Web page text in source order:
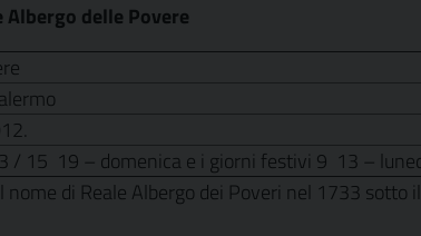
Albergo delle Povere
/ 15  19 – domenica e i giorni festivi 9  13 –
nome di Reale Albergo dei Poveri nel 1733